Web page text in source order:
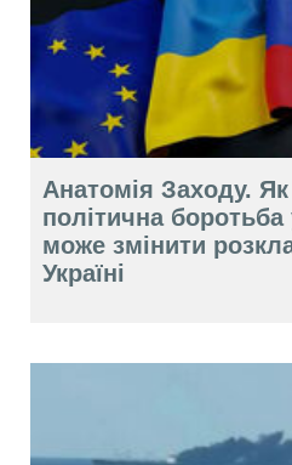
Анатомія Заходу.
політична
може змінити
Україні